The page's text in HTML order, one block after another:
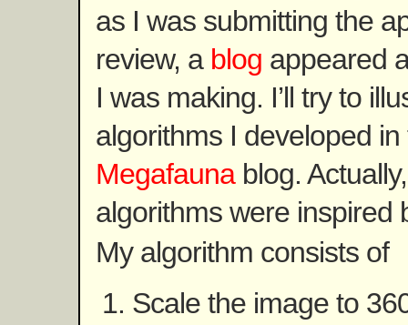
as I was submitting the
review, a blog appeared
I was making. I’ll try to
algorithms I developed
Megafaunablog.
algorithms were inspired
My algorithm consists of
Scale the image to